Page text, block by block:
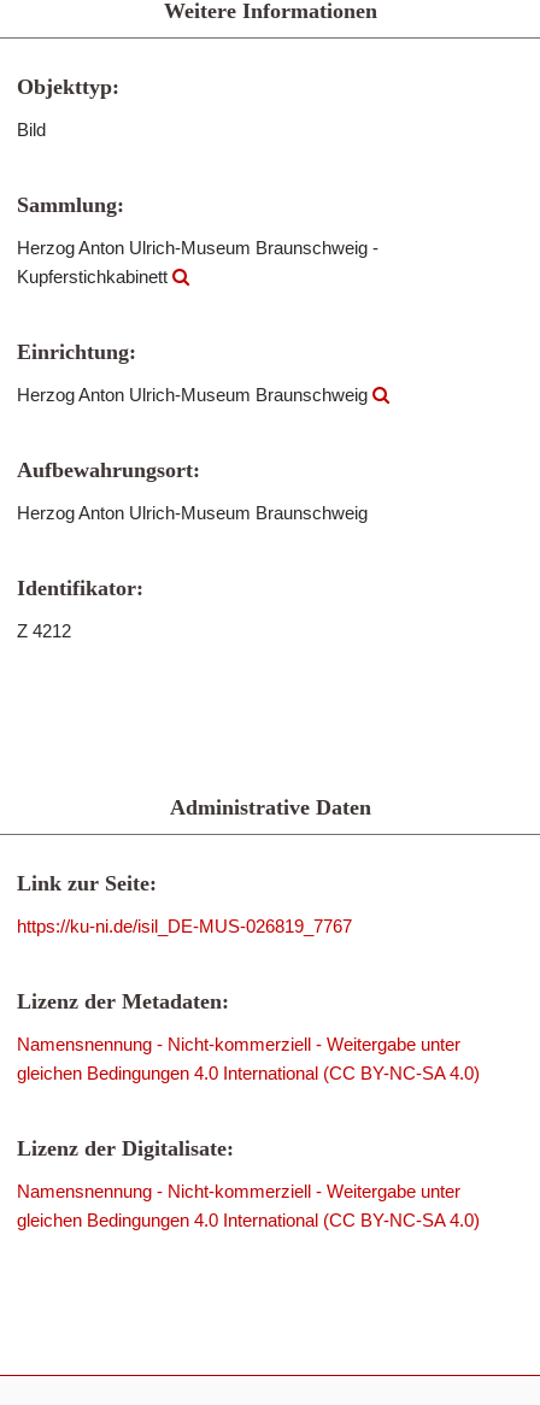
Weitere Informationen
Objekttyp:
Bild
Sammlung:
Herzog Anton Ulrich-Museum Braunschweig -
Kupferstichkabinett
Einrichtung:
Herzog Anton Ulrich-Museum Braunschweig
Aufbewahrungsort:
Herzog Anton Ulrich-Museum Braunschweig
Identifikator:
Z 4212
Administrative Daten
Link zur Seite:
https://ku-ni.de/isil_DE-MUS-026819_7767
Lizenz der Metadaten:
Namensnennung - Nicht-kommerziell - Weitergabe unter
gleichen Bedingungen 4.0 International (CC BY-NC-SA 4.0)
Lizenz der Digitalisate:
Namensnennung - Nicht-kommerziell - Weitergabe unter
gleichen Bedingungen 4.0 International (CC BY-NC-SA 4.0)